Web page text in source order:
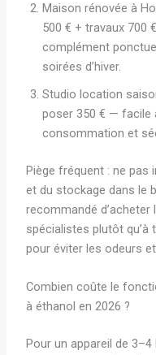
Maison rénovée à
500 € + travaux 700
complément
soirées d’hiver.
Studio location
poser 350 € — facile
consommation et
Piège fréquent : ne pas
et du stockage dans le
recommandé
spécialistes plutôt qu’à
pour éviter les odeurs
Combien coûte le
à éthanol en 2026 ?
Pour un appareil de